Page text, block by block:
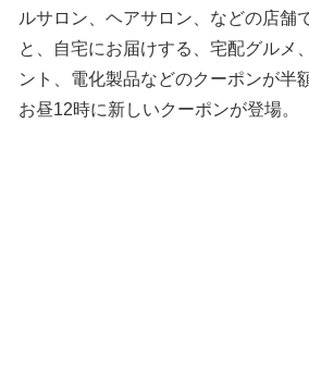
ルサロン、ヘアサロン、などの店舗
と、自宅にお届けする、宅配グルメ
ント、電化製品などのクーポンが半
お昼12時に新しいクーポンが登場。